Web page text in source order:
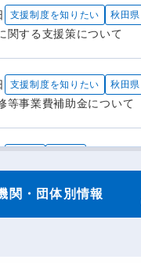
支援制度を知りたい 秋田県
関する支援策について
支援制度を知りたい 秋田県
等事業費補助金について
集を作成しました（３事
関・団体別情報